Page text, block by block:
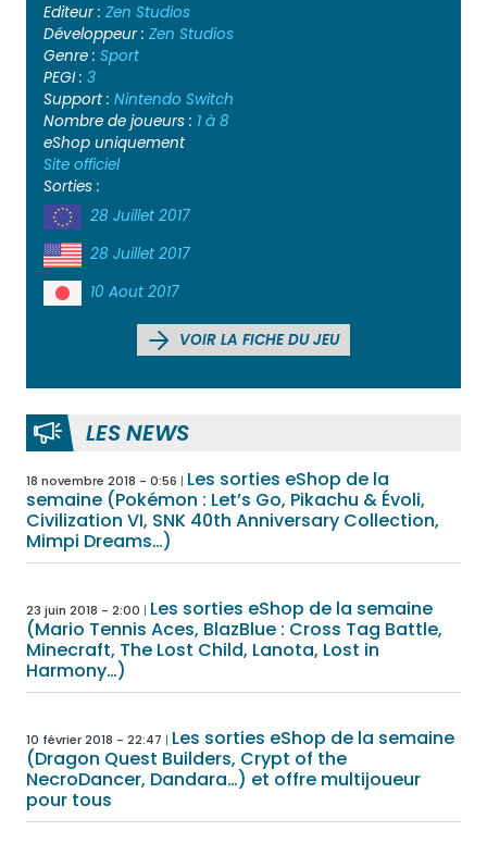
Editeur : Zen Studios
Développeur : Zen Studios
Genre : Sport
PEGI : 3
Support : Nintendo Switch
Nombre de joueurs : 1 à 8
eShop uniquement
Site officiel
Sorties :
28 Juillet 2017
28 Juillet 2017
10 Aout 2017
VOIR LA FICHE DU JEU
LES NEWS
18 novembre 2018 - 0:56
Les sorties eShop de la
semaine (Pokémon : Let’s Go, Pikachu & Évoli,
Civilization VI, SNK 40th Anniversary Collection,
Mimpi Dreams…)
23 juin 2018 - 2:00
Les sorties eShop de la semaine
(Mario Tennis Aces, BlazBlue : Cross Tag Battle,
Minecraft, The Lost Child, Lanota, Lost in
Harmony…)
10 février 2018 - 22:47
Les sorties eShop de la semaine
(Dragon Quest Builders, Crypt of the
NecroDancer, Dandara…) et offre multijoueur
pour tous